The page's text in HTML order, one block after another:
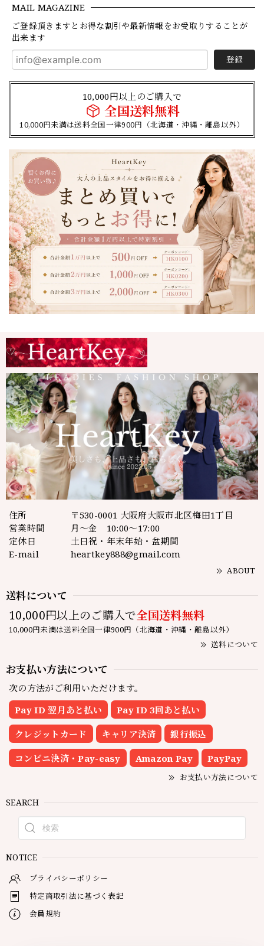
MAIL MAGAZINE
ご登録頂きますとお得な割引や最新情報をお受取りすることが
出来ます
登録
10,000円以上のご購入で
全国送料無料
10,000円未満は送料全国一律900円（北海道・沖縄・離島以外）
住所
〒530-0001 大阪府大阪市北区梅田1丁目
営業時間
月～金 10:00～17:00
定休日
土日祝・年末年始・盆期間
E-mail
heartkey888@gmail.com
ABOUT
送料について
10,000円以上のご購入で全国送料無料
10,000円未満は送料全国一律900円（北海道・沖縄・離島以外）
送料について
お支払い方法について
次の方法がご利用いただけます。
Pay ID 翌月あと払い
Pay ID 3回あと払い
クレジットカード キャリア決済 銀行振込
コンビニ決済・Pay-easy Amazon Pay PayPay
お支払い方法について
SEARCH
NOTICE
プライバシーポリシー
特定商取引法に基づく表記
会員規約